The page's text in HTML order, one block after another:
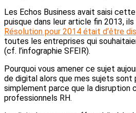
Les Echos Business avait saisi
puisque dans leur article fin 2013,
Résolution pour 2014 était d’être
toutes les entreprises qui
(cf. l’infographie SFEIR).
Pourquoi vous amener ce sujet
de digital alors que mes sujets
simplement parce que la disruption
professionnels RH.